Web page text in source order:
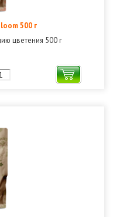
500 г
цветения 500 г